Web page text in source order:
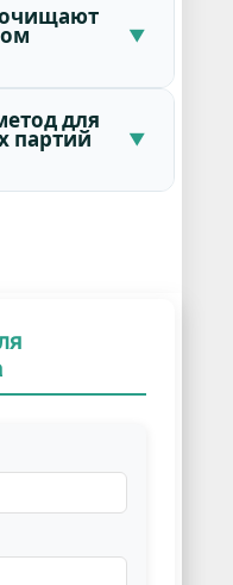
для
партий